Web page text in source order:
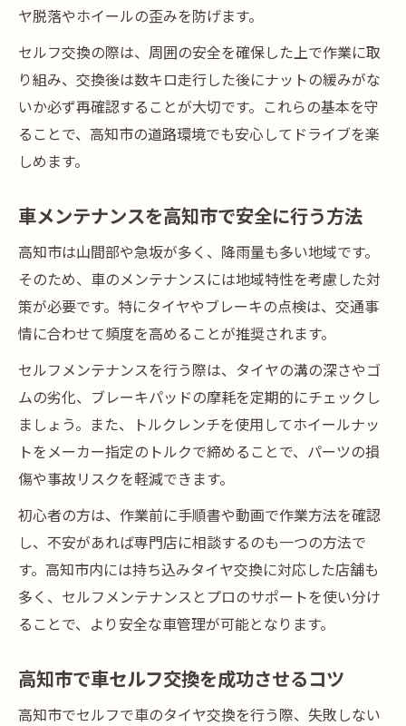
ヤ脱落やホイールの歪みを防げます。
セルフ交換の際は、周囲の安全を確保した上で作業に取
り組み、交換後は数キロ走行した後にナットの緩みがな
いか必ず再確認することが大切です。これらの基本を守
ることで、高知市の道路環境でも安心してドライブを楽
しめます。
車メンテナンスを高知市で安全に行う方法
高知市は山間部や急坂が多く、降雨量も多い地域です。
そのため、車のメンテナンスには地域特性を考慮した対
策が必要です。特にタイヤやブレーキの点検は、交通事
情に合わせて頻度を高めることが推奨されます。
セルフメンテナンスを行う際は、タイヤの溝の深さやゴ
ムの劣化、ブレーキパッドの摩耗を定期的にチェックし
ましょう。また、トルクレンチを使用してホイールナッ
トをメーカー指定のトルクで締めることで、パーツの損
傷や事故リスクを軽減できます。
初心者の方は、作業前に手順書や動画で作業方法を確認
し、不安があれば専門店に相談するのも一つの方法で
す。高知市内には持ち込みタイヤ交換に対応した店舗も
多く、セルフメンテナンスとプロのサポートを使い分け
ることで、より安全な車管理が可能となります。
高知市で車セルフ交換を成功させるコツ
高知市でセルフで車のタイヤ交換を行う際、失敗しない